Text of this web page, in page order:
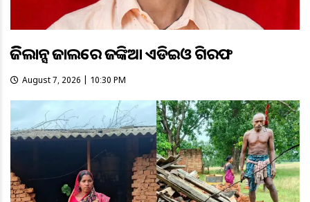
ଭିଜିଲାନ୍ସ ଜାଲରେ ଜଙ୍କିଆ ଏଡିଇଓ ଗିରଫ
August 7, 2026 | 10:30 PM